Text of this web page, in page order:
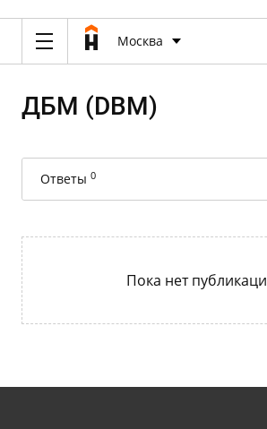
Москва
ДБМ (DBM)
Ответы 0
Пока нет